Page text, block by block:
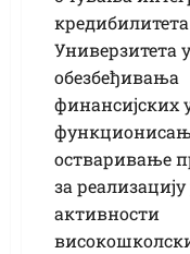
кредибилитета
Универзитета
обезбеђивања
финансијских
остваривање
за
активности